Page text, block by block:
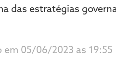
das estratégias
em 05/06/2023 as 19:55